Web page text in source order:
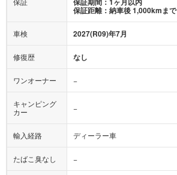
保証距離：納車後 1,000kmまで
車検 2027(R09)年7月
修復歴 なし
ワンオーナー −
キャンピング
カー
−
輸入経路 ディーラー車
たばこ臭なし −